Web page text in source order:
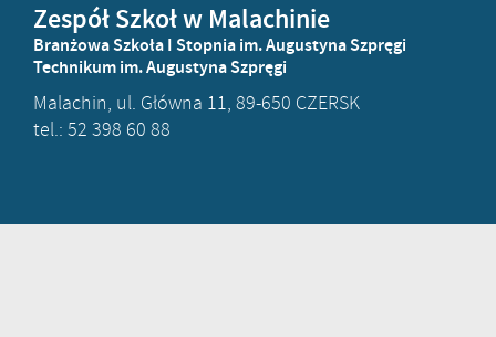
Zespół Szkoł w Malachinie
Branżowa Szkoła I Stopnia im. Augustyna Szpręgi
Technikum im. Augustyna Szpręgi
Malachin, ul. Główna 11, 89-650 CZERSK
tel.: 52 398 60 88